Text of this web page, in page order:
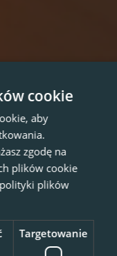
cookie
aby
zgodę na
plików cookie
plików
Targetowanie